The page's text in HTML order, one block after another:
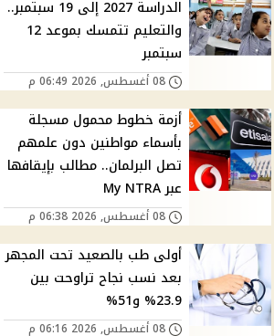
الدراسة 2027 إلى 19 سبتمبر..
والتعليم تتمسك بموعد 12
سبتمبر
08 أغسطس, 2026 06:49 م
أزمة خطوط محمول مسجلة
بأسماء مواطنين دون علمهم
تصل البرلمان.. مطالب بإيقافها
عبر My NTRA
08 أغسطس, 2026 06:38 م
أولى طب بالصعيد تحت المجهر
بعد نسب نجاح تراوحت بين
23.9% و51%
08 أغسطس, 2026 06:16 م